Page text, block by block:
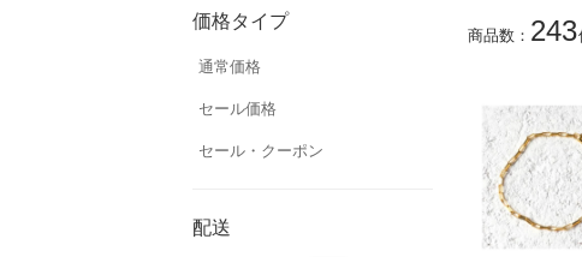
価格タイプ
通常価格
セール価格
セール・クーポン
配送
商品数： 243